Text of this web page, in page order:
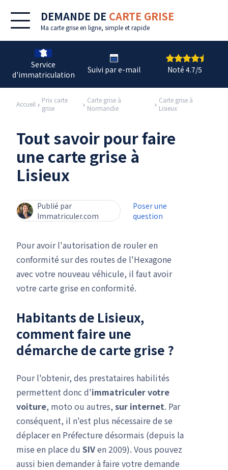
DEMANDE DE CARTE GRISE
Ma carte grise en ligne, simple et rapide
Service
d'immatriculation
Suivi par e-mail Noté 4.7/5
Accueil
Prix carte
grise
Carte grise à
Normandie
Carte grise à
Lisieux
Tout savoir pour faire
une carte grise à
Lisieux
Publié par
Immatriculer.com
Poser une
question
Pour avoir l'autorisation de rouler en
conformité sur des routes de l'Hexagone
avec votre nouveau véhicule, il faut avoir
votre carte grise en conformité.
Habitants de Lisieux,
comment faire une
démarche de carte grise ?
Pour l'obtenir, des prestataires habilités
permettent donc d'immatriculer votre
voiture, moto ou autres, sur internet. Par
conséquent, il n'est plus nécessaire de se
déplacer en Préfecture désormais (depuis la
mise en place du SIVen 2009). Vous pouvez
aussi bien demander à faire votre demande